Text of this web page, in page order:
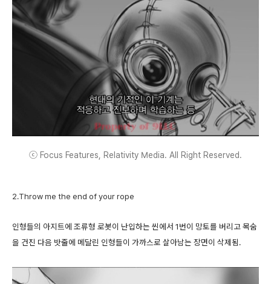
ⓒ Focus Features, Relativity Media. All Right Reserved.
2.Throw me the end of your rope
인형들의 아지트에 조류형 로봇이 난입하는 씬에서 1번이 망토를 버리고 목숨
을 건진 다음 밧줄에 메달린 인형들이 가까스로 살아남는 장면이 삭제됨.